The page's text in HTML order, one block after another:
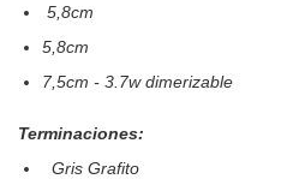
5,8cm
5,8cm
7,5cm - 3.7w dimerizable
Terminaciones:
Gris Grafito